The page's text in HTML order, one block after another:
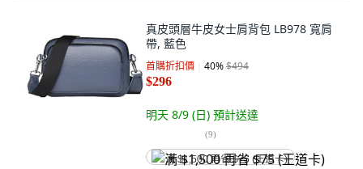
真皮頭層牛皮女士肩背包 LB978 寬肩
帶, 藍色
首購折扣價 40%$494
$296
明天 8/9 (日) 預計送達
(9)
满 $1,500 再省 $75 (王道卡)